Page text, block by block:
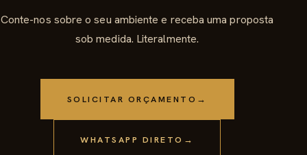
Conte-nos sobre o seu ambiente e receba uma proposta
sob medida. Literalmente.
SOLICITAR ORÇAMENTO →
WHATSAPP DIRETO →